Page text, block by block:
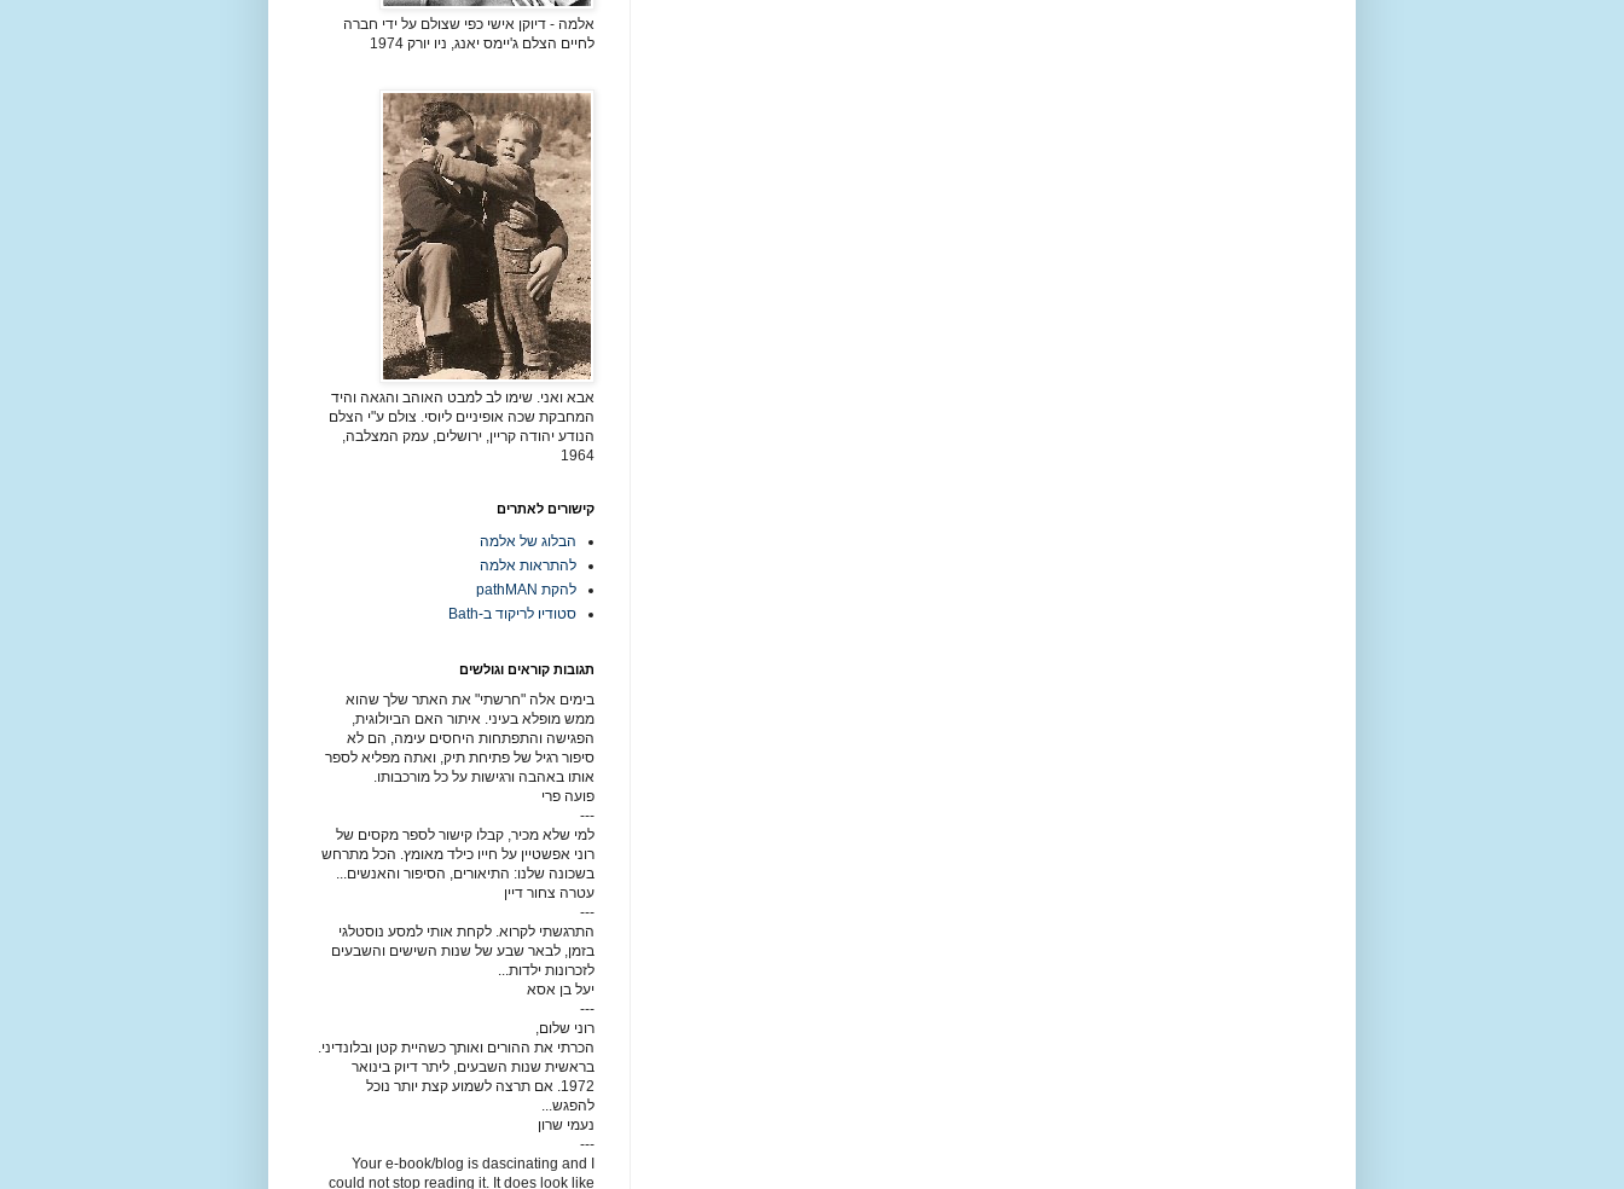
אלמה - דיוקן אישי כפי שצולם על ידי חברה
לחיים הצלם ג'יימס יאנג, ניו יורק 1974
אבא ואני. שימו לב למבט האוהב והגאה והיד
המחבקת שכה אופיניים ליוסי. צולם ע"י הצלם
הנודע יהודה קריין, ירושלים, עמק המצלבה,
1964
קישורים לאתרים
הבלוג של אלמה
להתראות אלמה
להקת pathMAN
סטודיו לריקוד ב-Bath
תגובות קוראים וגולשים
בימים אלה "חרשתי" את האתר שלך שהוא
ממש מופלא בעיני. איתור האם הביולוגית,
הפגישה והתפתחות היחסים עימה, הם לא
סיפור רגיל של פתיחת תיק, ואתה מפליא לספר
אותו באהבה ורגישות על כל מורכבותו.
פועה פרי
---
למי שלא מכיר, קבלו קישור לספר מקסים של
רוני אפשטיין על חייו כילד מאומץ. הכל מתרחש
בשכונה שלנו: התיאורים, הסיפור והאנשים...
עטרה צחור דיין
---
התרגשתי לקרוא. לקחת אותי למסע נוסטלגי
בזמן, לבאר שבע של שנות השישים והשבעים
לזכרונות ילדות...
יעל בן אסא
---
רוני שלום,
הכרתי את ההורים ואותך כשהיית קטן ובלונדיני.
בראשית שנות השבעים, ליתר דיוק בינואר
1972. אם תרצה לשמוע קצת יותר נוכל
להפגש...
נעמי שרון
---
Your e-book/blog is dascinating and I
could not stop reading it. It does look like